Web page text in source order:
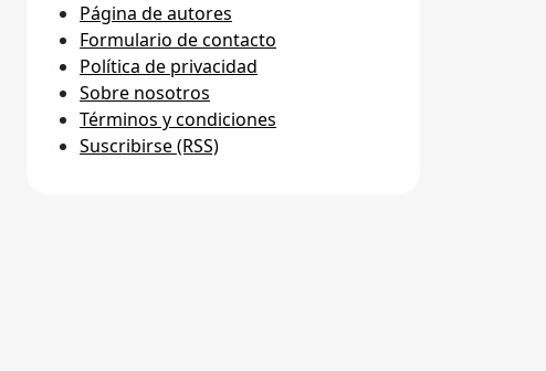
Página de autores
Formulario de contacto
Política de privacidad
Sobre nosotros
Términos y condiciones
Suscribirse (RSS)